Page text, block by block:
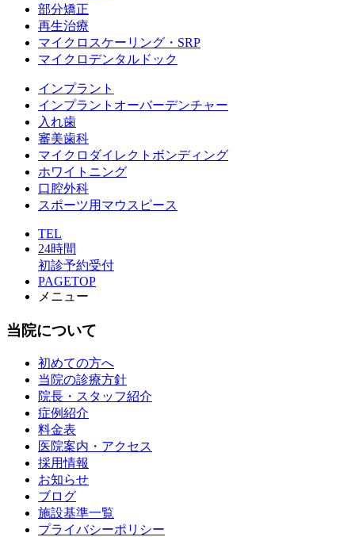
部分矯正
再生治療
マイクロスケーリング・SRP
マイクロデンタルドック
インプラント
インプラントオーバーデンチャー
入れ歯
審美歯科
マイクロダイレクトボンディング
ホワイトニング
口腔外科
スポーツ用マウスピース
TEL
24時間
初診予約受付
PAGETOP
メニュー
当院について
初めての方へ
当院の診療方針
院長・スタッフ紹介
症例紹介
料金表
医院案内・アクセス
採用情報
お知らせ
ブログ
施設基準一覧
プライバシーポリシー